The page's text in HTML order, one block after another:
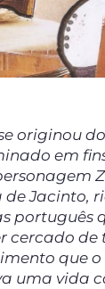
originou
em
Jacinto,
português
cercado de
que
uma vida